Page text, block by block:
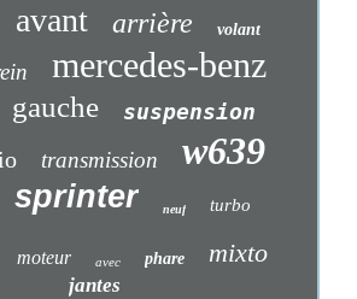
avant arrière volant
mercedes-benz
gauche suspension
transmission w639
sprinter neuf turbo
moteur avec phare mixto
jantes